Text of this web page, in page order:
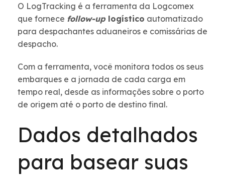
O LogTracking é a ferramenta da Logcomex
que fornece follow-uplogístico automatizado
para despachantes aduaneiros e comissárias de
despacho.
Com a ferramenta, você monitora todos os seus
embarques e a jornada de cada carga em
tempo real, desde as informações sobre o porto
de origem até o porto de destino final.
Dados detalhados
para basear suas